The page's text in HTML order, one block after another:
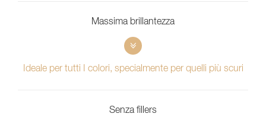
Massima brillantezza
Ideale per tutti I colori, specialmente per quelli più scuri
Senza fillers